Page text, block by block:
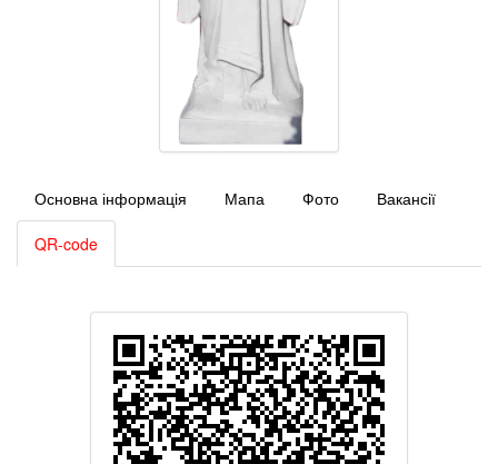
Основна інформація Мапа Фото Вакансії
QR-code